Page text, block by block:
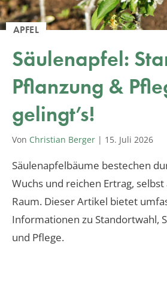
APFEL
Säulenapfel:
Pflanzung &
gelingt’s!
Von Christian Berger | 15. Juli 2026
Säulenapfelbäume bestechen
Wuchs und reichen Ertrag,
Raum. Dieser Artikel bietet
Informationen zu Standortwahl,
und Pflege.